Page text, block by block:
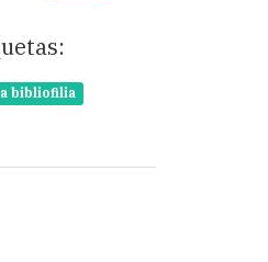
bibliofilia